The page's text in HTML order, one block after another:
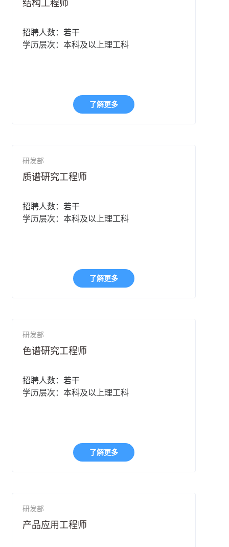
结构工程师
招聘人数：若干
学历层次：本科及以上理工科
了解更多
研发部
质谱研究工程师
招聘人数：若干
学历层次：本科及以上理工科
了解更多
研发部
色谱研究工程师
招聘人数：若干
学历层次：本科及以上理工科
了解更多
研发部
产品应用工程师